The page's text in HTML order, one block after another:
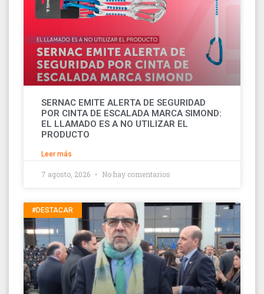
SERNAC EMITE ALERTA DE SEGURIDAD
POR CINTA DE ESCALADA MARCA SIMOND:
EL LLAMADO ES A NO UTILIZAR EL
PRODUCTO
Leer más
7 agosto, 2026 No hay comentarios
#DESTACAR